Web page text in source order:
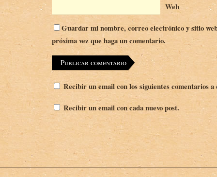
Web
Guardar mi nombre, correo electrónico y sitio
próxima vez que haga un comentario.
Recibir un email con los siguientes comentarios a
Recibir un email con cada nuevo post.